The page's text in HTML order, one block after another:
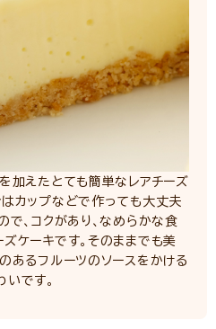
加えたとても簡単なレアチーズ
カップなどで作っても大丈夫
で、コクがあり、なめらかな食
ケーキです。そのままでも美
あるフルーツのソースをかける
です。